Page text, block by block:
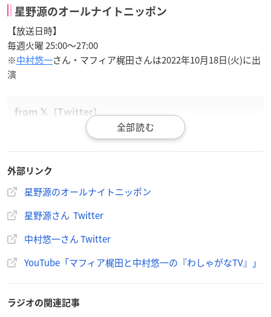
星野源のオールナイトニッポン
【放送日時】
毎週火曜 25:00～27:00
※中村悠一さん・マフィア梶田さんは2022年10月18日(火)に出
演
完成したジングルを流しながら制作時のお話や解説をお届
けしました。
中村悠一さん、マフィア梶田さんと「星野ブロードウェ
イ」をお送りします！https://t.co/GKSu8LHaIe
— 星野源 Gen Hoshino (@gen_senden) October 4, 2022
外部リンク
星野源のオールナイトニッポン
星野源さん Twitter
中村悠一さん Twitter
YouTube「マフィア梶田と中村悠一の『わしゃがなTV』」
ラジオの関連記事